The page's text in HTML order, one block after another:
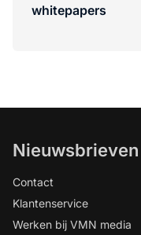
whitepapers
Nieuwsbrieven
Contact
Klantenservice
Werken bij VMN media